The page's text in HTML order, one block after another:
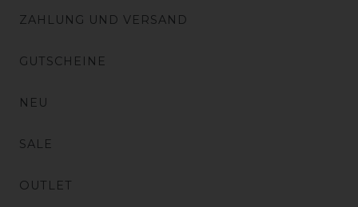
ZAHLUNG UND VERSAND
GUTSCHEINE
NEU
SALE
OUTLET